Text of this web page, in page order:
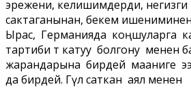
эрежени, келишимдерди,
сактаганынан, бекем
Ырас, Германияда коңшуларга
тартиби өтө катуу болгону менен
жарандарына бирдей мааниге
да бирдей. Гүл саткан аял менен